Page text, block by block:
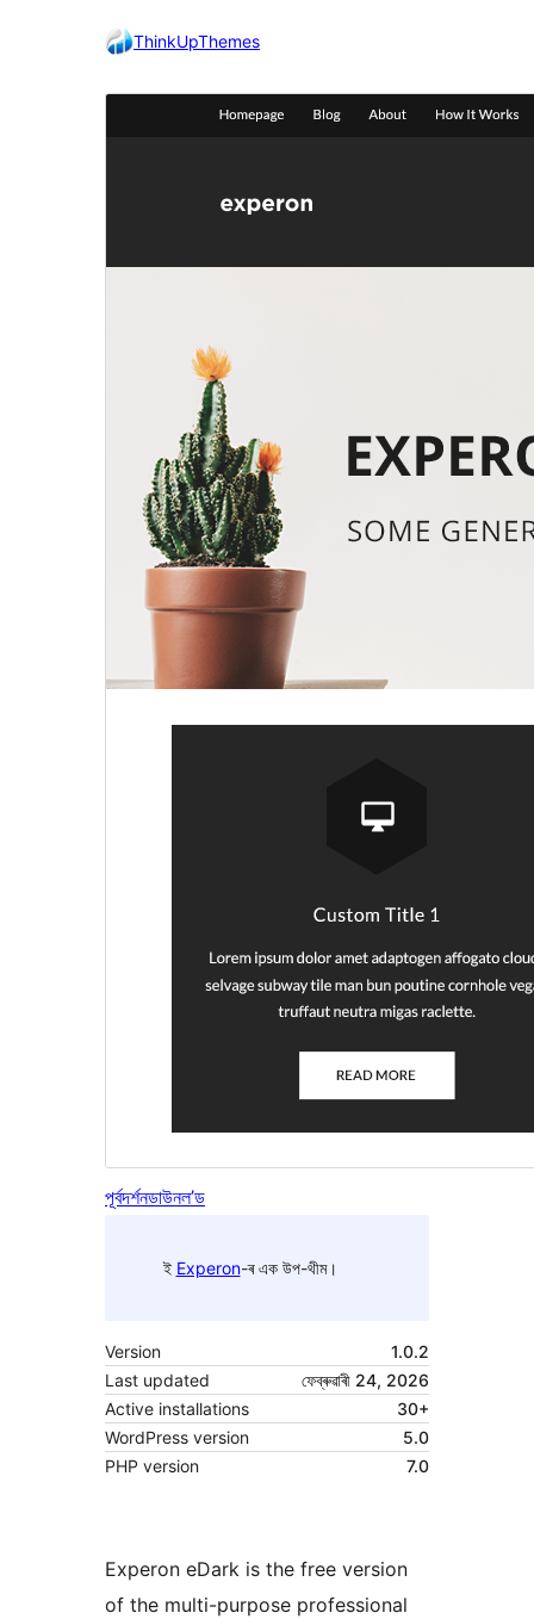
ThinkUpThemes
পূৰ্বদৰ্শনডাউনল’ড
ই Experon-ৰ এক উপ-থীম।
Version
1.0.2
Last updated
ফেব্ৰুৱাৰী 24, 2026
Active installations
30+
WordPress version
5.0
PHP version
7.0
Experon eDark is the free version
of the multi-purpose professional